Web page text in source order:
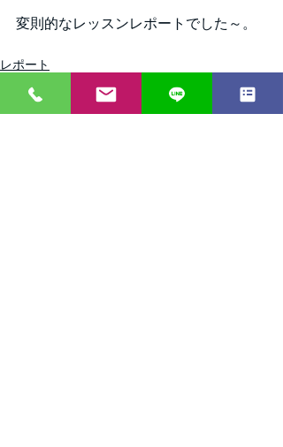
変則的なレッスンレポートでした～。
レポート